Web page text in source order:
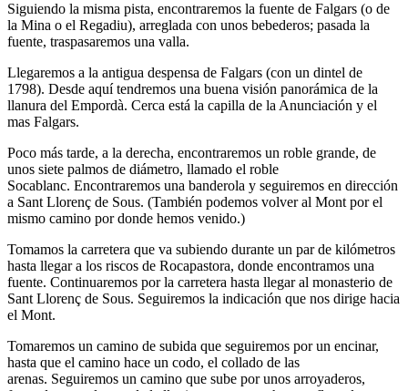
Siguiendo la misma pista, encontraremos la fuente de Falgars (o de
la Mina o el Regadiu), arreglada con unos bebederos; pasada la
fuente, traspasaremos una valla.
Llegaremos a la antigua despensa de Falgars (con un dintel de
1798). Desde aquí tendremos una buena visión panorámica de la
llanura del Empordà. Cerca está la capilla de la Anunciación y el
mas Falgars.
Poco más tarde, a la derecha, encontraremos un roble grande, de
unos siete palmos de diámetro, llamado el roble
Socablanc. Encontraremos una banderola y seguiremos en dirección
a Sant Llorenç de Sous. (También podemos volver al Mont por el
mismo camino por donde hemos venido.)
Tomamos la carretera que va subiendo durante un par de kilómetros
hasta llegar a los riscos de Rocapastora, donde encontramos una
fuente. Continuaremos por la carretera hasta llegar al monasterio de
Sant Llorenç de Sous. Seguiremos la indicación que nos dirige hacia
el Mont.
Tomaremos un camino de subida que seguiremos por un encinar,
hasta que el camino hace un codo, el collado de las
arenas. Seguiremos un camino que sube por unos arroyaderos,